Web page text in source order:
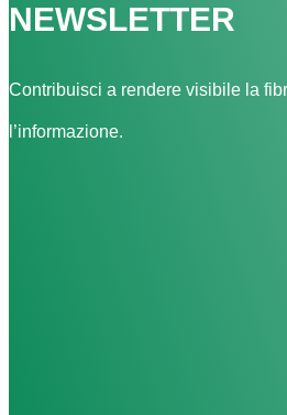
NEWSLETTER
Contribuisci a rendere visibile la
l’informazione.